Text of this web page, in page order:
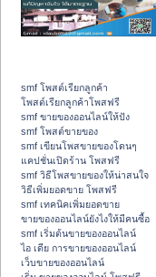
smf โพสต์เรียกลูกค้า
โพสต์เรียกลูกค้าโพสฟรี
smf ขายของออนไลน์ให้ปัง
smf โพสต์ขายของ
smf เขียนโพสขายของโดนๆ
แคปชั่นเปิดร้าน โพสฟรี
smf วิธีโพสขายของให้น่าสนใจ
วิธีเพิ่มยอดขาย โพสฟรี
smf เทคนิคเพิ่มยอดขาย
ขายของออนไลน์ยังไงให้มีคนซื้อ
smf เริ่มต้นขายของออนไลน์
ไอ เดีย การขายของออนไลน์
เว็บขายของออนไลน์